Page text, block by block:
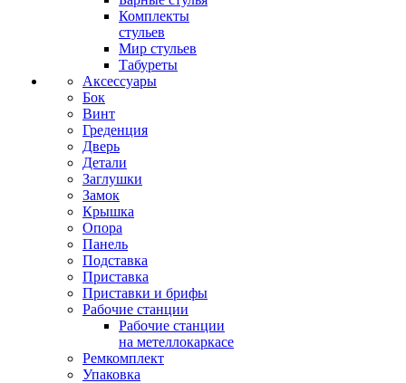
Комплекты
стульев
Мир стульев
Табуреты
Аксессуары
Бок
Винт
Греденция
Дверь
Детали
Заглушки
Замок
Крышка
Опора
Панель
Подставка
Приставка
Приставки и брифы
Рабочие станции
Рабочие станции
на метеллокаркасе
Ремкомплект
Упаковка